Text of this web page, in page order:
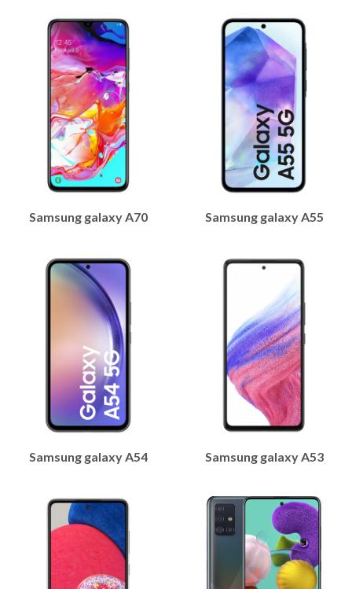
Samsung galaxy A70 Samsung galaxy A55
Samsung galaxy A54 Samsung galaxy A53